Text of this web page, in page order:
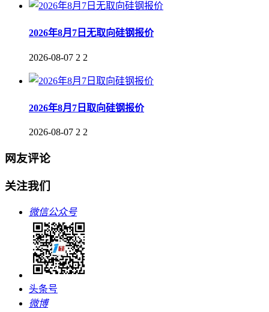
2026年8月7日无取向硅钢报价
2026-08-07 2 2
2026年8月7日取向硅钢报价
2026-08-07 2 2
网友评论
关注我们
微信公众号
头条号
微博